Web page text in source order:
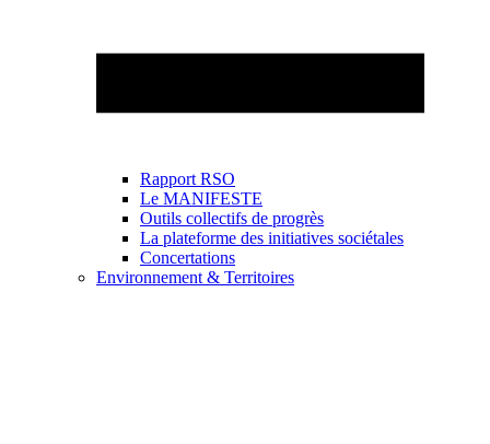
Rapport RSO
Le MANIFESTE
Outils collectifs de progrès
La plateforme des initiatives sociétales
Concertations
Environnement & Territoires